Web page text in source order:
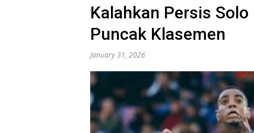
Kalahkan Persis
Puncak Klasemen
January 31, 2026